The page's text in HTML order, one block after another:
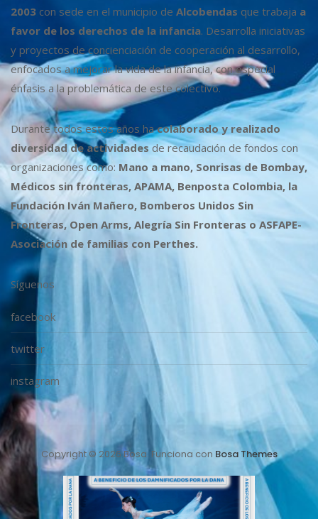
2003 con sede en el municipio de Alcobendas que trabaja a
favor de los derechos de la infancia. Desarrolla iniciativas
y proyectos de concienciación de cooperación al desarrollo,
enfocados a mejorar la vida de la infancia, con especial
énfasis a la problemática de este colectivo.
Durante todos estos años hacolaborado y realizado
diversidad de actividadesde recaudación de fondos con
organizaciones como: Mano a mano, Sonrisas de Bombay,
Médicos sin fronteras, APAMA, Benposta Colombia, la
Fundación Iván Mañero, Bomberos Unidos Sin
Fronteras, Open Arms, Alegría Sin Fronteras o ASFAPE-
Asociación de familias con Perthes.
Síguenos
facebook
twitter
instagram
Copyright © 2026 Bosa. Funciona con Bosa Themes